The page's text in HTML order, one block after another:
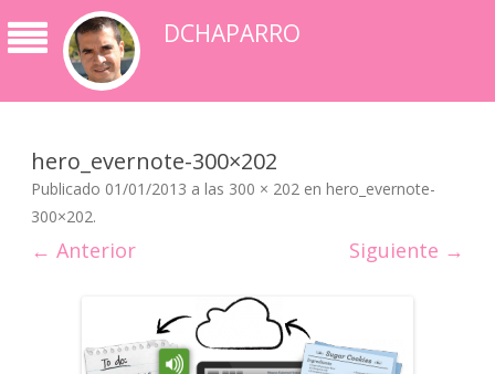
DCHAPARRO
hero_evernote-300×202
Publicado 01/01/2013 a las 300 × 202 en hero_evernote-
300×202.
← Anterior Siguiente →